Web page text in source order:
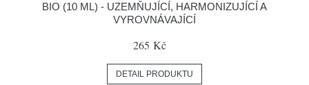
BIO (10 ML) - UZEMŇUJÍCÍ, HARMONIZUJÍCÍ A
VYROVNÁVAJÍCÍ
265 Kč
DETAIL PRODUKTU